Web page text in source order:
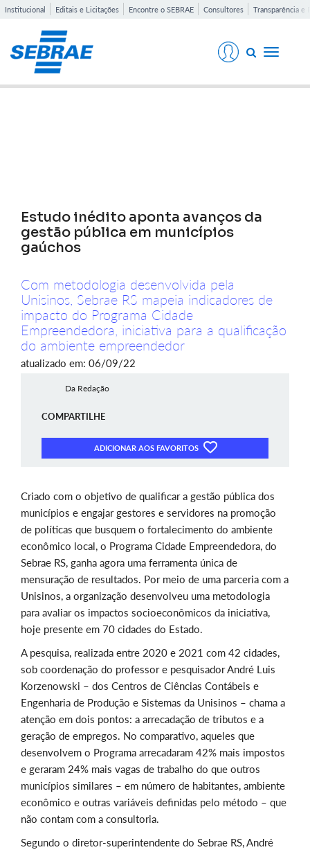
Institucional Editais e Licitações Encontre o SEBRAE Consultores Transparência e
Toggle
Estudo inédito aponta avanços da
gestão pública em municípios
gaúchos
Com metodologia desenvolvida pela
Unisinos, Sebrae RS mapeia indicadores de
impacto do Programa Cidade
Empreendedora, iniciativa para a qualificação
do ambiente empreendedor
atualizado em: 06/09/22
Da Redação
COMPARTILHE
ADICIONAR AOS FAVORITOS
Criado com o objetivo de qualificar a gestão pública dos
municípios e engajar gestores e servidores na promoção
de políticas que busquem o fortalecimento do ambiente
econômico local, o Programa Cidade Empreendedora, do
Sebrae RS, ganha agora uma ferramenta única de
mensuração de resultados. Por meio de uma parceria com a
Unisinos, a organização desenvolveu uma metodologia
para avaliar os impactos socioeconômicos da iniciativa,
hoje presente em 70 cidades do Estado.
A pesquisa, realizada entre 2020 e 2021 com 42 cidades,
sob coordenação do professor e pesquisador André Luis
Korzenowski – dos Centros de Ciências Contábeis e
Engenharia de Produção e Sistemas da Unisinos – chama a
atenção em dois pontos: a arrecadação de tributos e a
geração de empregos. No comparativo, aqueles que
desenvolvem o Programa arrecadaram 42% mais impostos
e geraram 24% mais vagas de trabalho do que outros
municípios similares – em número de habitantes, ambiente
econômico e outras variáveis definidas pelo método – que
não contam com a consultoria.
Segundo o diretor-superintendente do Sebrae RS, André